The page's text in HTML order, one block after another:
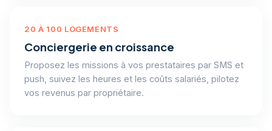
20 À 100 LOGEMENTS
Conciergerie en croissance
Proposez les missions à vos prestataires par SMS et
push, suivez les heures et les coûts salariés, pilotez
vos revenus par propriétaire.